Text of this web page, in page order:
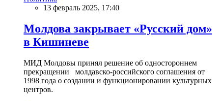
13 февраль 2025, 17:40
Молдова закрывает «Русский дом»
в Кишиневе
МИД Молдовы принял решение об одностороннем
прекращении молдавско-российского соглашения от
1998 года о создании и функционировании культурных
центров.